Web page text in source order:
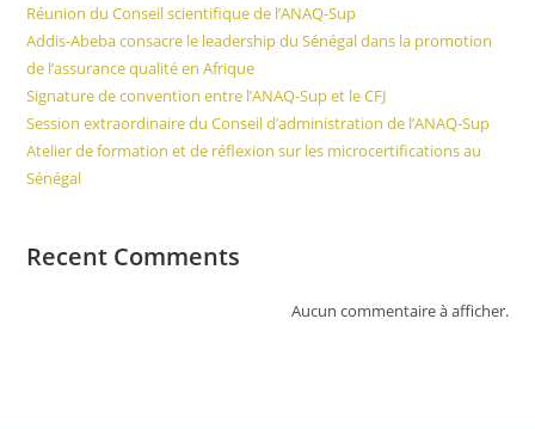
Réunion du Conseil scientifique de l’ANAQ-Sup
Addis-Abeba consacre le leadership du Sénégal dans la promotion
de l’assurance qualité en Afrique
Signature de convention entre l’ANAQ-Sup et le CFJ
Session extraordinaire du Conseil d’administration de l’ANAQ-Sup
Atelier de formation et de réflexion sur les microcertifications au
Sénégal
Recent Comments
Aucun commentaire à afficher.